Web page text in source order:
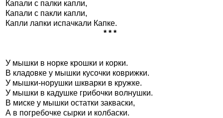
Капали с палки капли,
Капали с пакли капли,
Капли лапки испачкали Капке.
* * *
У мышки в норке крошки и корки.
В кладовке у мышки кусочки коврижки.
У мышки-норушки шкварки в кружке.
У мышки в кадушке грибочки волнушки.
В миске у мышки остатки закваски,
А в погребочке сырки и колбаски.